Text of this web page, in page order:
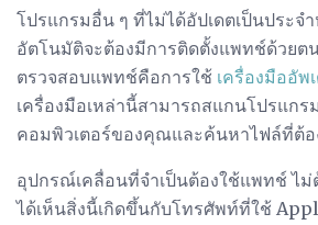
โปรแกรมอื่น ๆ ที่ไม่ได้อัปเดตเป็นประจ
อัตโนมัติจะต้องมีการติดตั้งแพทช์ด้วยตน
ตรวจสอบแพทช์คือการใช้ เครื่องมืออัพ
เครื่องมือเหล่านี้สามารถสแกนโปรแก
คอมพิวเตอร์ของคุณและค้นหาไฟล์ที่ต้อ
อุปกรณ์เคลื่อนที่จำเป็นต้องใช้แพทช์ ไม่
ได้เห็นสิ่งนี้เกิดขึ้นกับโทรศัพท์ที่ใช้